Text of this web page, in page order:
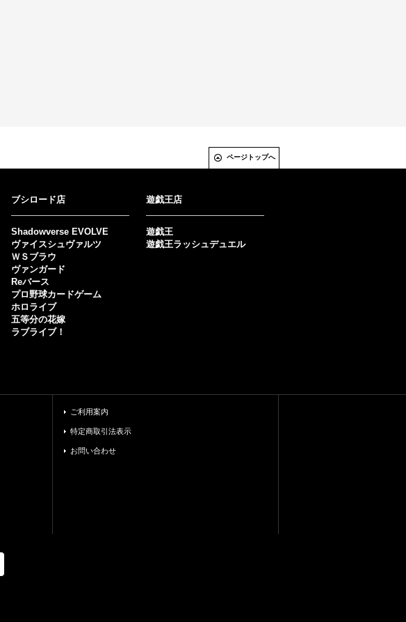
ページトップへ
ブシロード店
Shadowverse EVOLVE
ヴァイスシュヴァルツ
ＷＳブラウ
ヴァンガード
Reバース
プロ野球カードゲーム
ホロライブ
五等分の花嫁
ラブライブ！
遊戯王店
遊戯王
遊戯王ラッシュデュエル
ご利用案内
特定商取引法表示
お問い合わせ